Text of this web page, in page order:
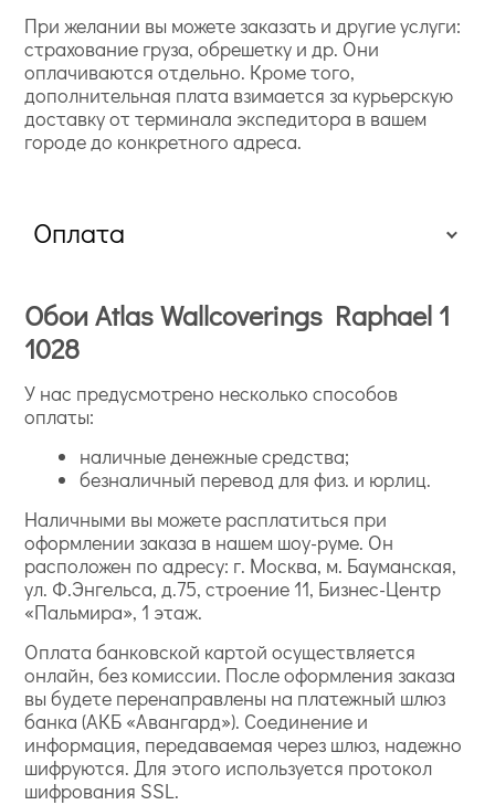
При желании вы можете заказать и другие услуги:
страхование груза, обрешетку и др. Они
оплачиваются отдельно. Кроме того,
дополнительная плата взимается за курьерскую
доставку от терминала экспедитора в вашем
городе до конкретного адреса.
Оплата
Обои Atlas Wallcoverings Raphael 1
1028
У нас предусмотрено несколько способов
оплаты:
наличные денежные средства;
безналичный перевод для физ. и юрлиц.
Наличными вы можете расплатиться при
оформлении заказа в нашем шоу-руме. Он
расположен по адресу: г. Москва, м. Бауманская,
ул. Ф.Энгельса, д.75, строение 11, Бизнес-Центр
«Пальмира», 1 этаж.
Оплата банковской картой осуществляется
онлайн, без комиссии. После оформления заказа
вы будете перенаправлены на платежный шлюз
банка (АКБ «Авангард»). Соединение и
информация, передаваемая через шлюз, надежно
шифруются. Для этого используется протокол
шифрования SSL.